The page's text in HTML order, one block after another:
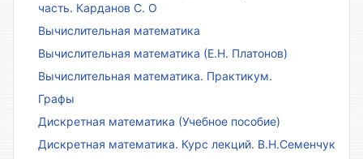
часть. Карданов С. О
Вычислительная математика
Вычислительная математика (Е.Н. Платонов)
Вычислительная математика. Практикум.
Графы
Дискретная математика (Учебное пособие)
Дискретная математика. Курс лекций. В.Н.Семенчук